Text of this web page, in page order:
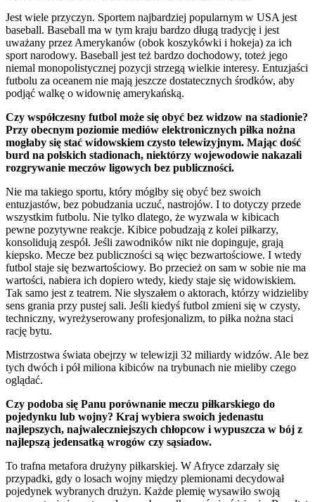
Jest wiele przyczyn. Sportem najbardziej popularnym w USA jest
baseball. Baseball ma w tym kraju bardzo długą tradycję i jest
uważany przez Amerykanów (obok koszykówki i hokeja) za ich
sport narodowy. Baseball jest też bardzo dochodowy, toteż jego
niemal monopolistycznej pozycji strzegą wielkie interesy. Entuzjaści
futbolu za oceanem nie mają jeszcze dostatecznych środków, aby
podjąć walkę o widownię amerykańską.
Czy współczesny futbol może się obyć bez widzow na stadionie?
Przy obecnym poziomie mediów elektronicznych piłka nożna
mogłaby się stać widowskiem czysto telewizyjnym. Mając dość
burd na polskich stadionach, niektórzy wojewodowie nakazali
rozgrywanie meczów ligowych bez publiczności.
Nie ma takiego sportu, który mógłby się obyć bez swoich
entuzjastów, bez pobudzania uczuć, nastrojów. I to dotyczy przede
wszystkim futbolu. Nie tylko dlatego, że wyzwala w kibicach
pewne pozytywne reakcje. Kibice pobudzają z kolei piłkarzy,
konsolidują zespół. Jeśli zawodników nikt nie dopinguje, grają
kiepsko. Mecze bez publiczności są więc bezwartościowe. I wtedy
futbol staje się bezwartościowy. Bo przecież on sam w sobie nie ma
wartości, nabiera ich dopiero wtedy, kiedy staje się widowiskiem.
Tak samo jest z teatrem. Nie słyszałem o aktorach, którzy widzieliby
sens grania przy pustej sali. Jeśli kiedyś futbol zmieni się w czysty,
techniczny, wyreżyserowany profesjonalizm, to piłka nożna staci
rację bytu.
Mistrzostwa świata obejrzy w telewizji 32 miliardy widzów. Ale bez
tych dwóch i pół miliona kibiców na trybunach nie mieliby czego
oglądać.
Czy podoba się Panu porównanie meczu piłkarskiego do
pojedynku lub wojny? Kraj wybiera swoich jedenastu
najlepszych, najwaleczniejszych chłopcow i wypuszcza w bój z
najlepszą jedensatką wrogów czy sąsiadow.
To trafna metafora drużyny piłkarskiej. W Afryce zdarzały się
przypadki, gdy o losach wojny między plemionami decydował
pojedynek wybranych drużyn. Każde plemię wysawiło swoją